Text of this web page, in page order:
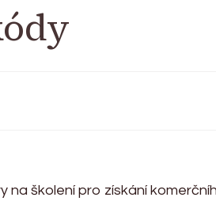
na školení pro získání